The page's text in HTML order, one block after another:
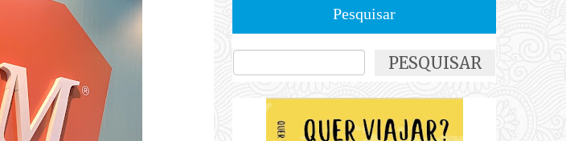
Pesquisar